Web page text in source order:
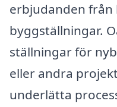
erbjudanden från
byggställningar.
ställningar för
eller andra
underlätta